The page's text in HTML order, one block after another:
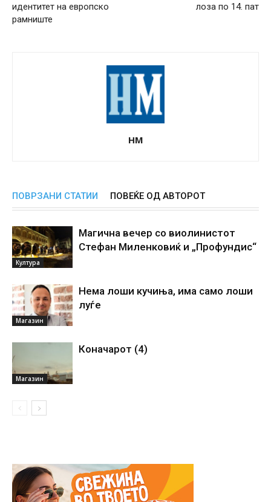
идентитет на европско
рамниште
лоза по 14. пат
НМ
ПОВРЗАНИ СТАТИИ ПОВЕЌЕ ОД АВТОРОТ
Култура
Магична вечер со виолинистот
Стефан Миленковиќ и „Профундис“
Магазин
Нема лоши кучиња, има само лоши
луѓе
Магазин
Коначарот (4)